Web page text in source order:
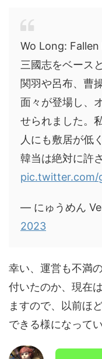
Wo Long:
三國志をベース
関羽や呂布、曹
面々が登場し、
せられました。
人にも敷居が低
韓当は絶対に許さ
pic.twitter.com/
— にゅうめん
2023
幸い、運営も不満
付いたのか、現在
ますので、以前ほ
できる様になってい